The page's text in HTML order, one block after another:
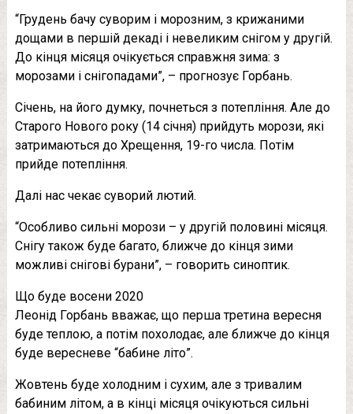
“Грудень бачу суворим і морозним, з крижаними
дощами в першій декаді і невеликим снігом у другій.
До кінця місяця очікується справжня зима: з
морозами і снігопадами”, – прогнозує Горбань.
Січень, на його думку, почнеться з потепління. Але до
Старого Нового року (14 січня) прийдуть морози, які
затримаються до Хрещення, 19-го числа. Потім
прийде потепління.
Далі нас чекає суворий лютий.
“Особливо сильні морози – у другій половині місяця.
Снігу також буде багато, ближче до кінця зими
можливі снігові бурани”, – говорить синоптик.
Що буде восени 2020
Леонід Горбань вважає, що перша третина вересня
буде теплою, а потім похолодає, але ближче до кінця
буде вересневе “бабине літо”.
Жовтень буде холодним і сухим, але з тривалим
бабиним літом, а в кінці місяця очікуються сильні